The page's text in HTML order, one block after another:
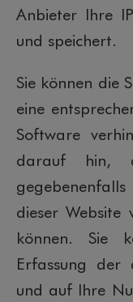
Anbieter Ihre
und speichert.
Sie können die
eine
Software
darauf hin,
dieser Website
können. Sie
Erfassung der
und auf Ihre